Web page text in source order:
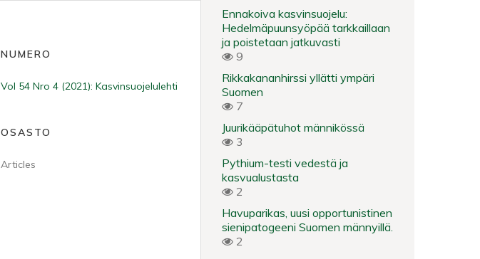
NUMERO
Vol 54 Nro 4 (2021): Kasvinsuojelulehti
OSASTO
Articles
Ennakoiva kasvinsuojelu:
Hedelmäpuunsyöpää tarkkaillaan
ja poistetaan jatkuvasti
9
Rikkakananhirssi yllätti ympäri
Suomen
7
Juurikääpätuhot männikössä
3
Pythium-testi vedestä ja
kasvualustasta
2
Havuparikas, uusi opportunistinen
sienipatogeeni Suomen männyillä.
2